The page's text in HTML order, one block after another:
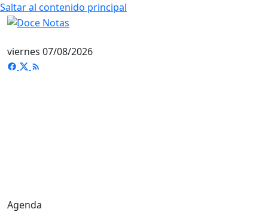
Saltar al contenido principal
viernes 07/08/2026
Agenda